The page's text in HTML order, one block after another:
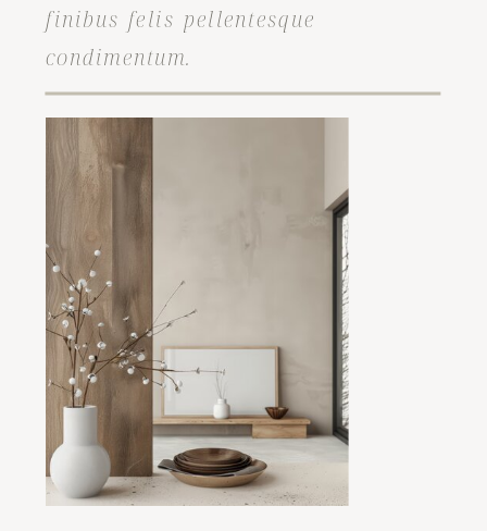
finibus felis pellentesque
condimentum.